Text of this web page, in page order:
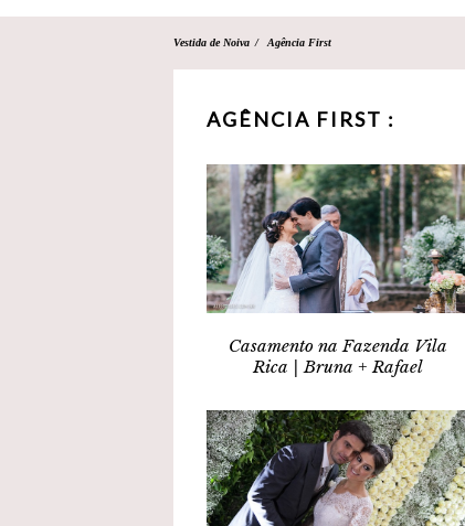
Vestida de Noiva Agência First
AGÊNCIA FIRST :
Casamento na Fazenda Vila
Rica | Bruna + Rafael